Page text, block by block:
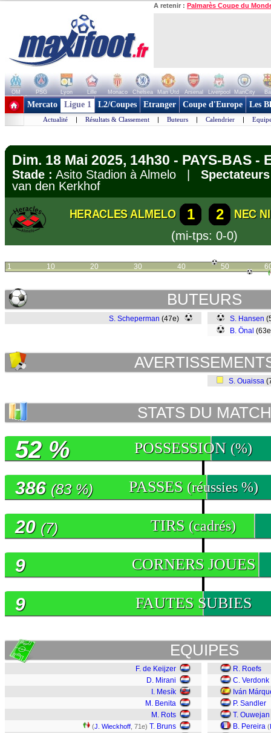
A retenir : Palmarès Coupe du
OM PSG Lyon Lille Monaco Chelsea Man Utd Arsenal Liverpool ManCity
+ de clubs
Mercato Ligue 1 L2/Coupes Etranger Coupe d'Europe Les
Actualité | Résultats & Classement | Buteurs | Calendrier |
Dim. 18 Mai 2025, 14h30 - PAYS-BAS -
Stade : Asito Stadion à Almelo |
van den Kerkhof
HERACLES ALMELO 1 2
NEC
(mi-tps: 0-0)
1 10 20 30 40 50
BUTEURS
S. Scheperman (47e) S. Hansen
B. Önal
S. Ouaissa
STATS DU MATCH
POSSESSION (%)
52 %
PASSES (réussies %)
386 (83 %)
TIRS (cadrés)
20 (7)
CORNERS JOUES
9
FAUTES SUBIES
9
EQUIPES
F. de Keijzer
D. Mirani
I. Mesík
M. Benita
M. Rots
(J. Wieckhoff , 71e) T. Bruns
R. Roefs
C. Verdonk
Iván
P. Sandler
T. Ouwejan
B. Pereira (